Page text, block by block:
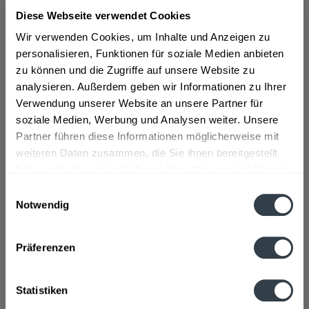
Diese Webseite verwendet Cookies
Wir verwenden Cookies, um Inhalte und Anzeigen zu
personalisieren, Funktionen für soziale Medien anbieten
zu können und die Zugriffe auf unsere Website zu
analysieren. Außerdem geben wir Informationen zu Ihrer
Verwendung unserer Website an unsere Partner für
soziale Medien, Werbung und Analysen weiter. Unsere
Partner führen diese Informationen möglicherweise mit
weiteren Daten zusammen, die Sie ihnen bereitgestellt
Notwendig
Präferenzen
Statistiken
Lohnmosterei im Nordring in Bad Liebenwerda. Aus der
familiengeführten Lohnmosterei wurde in den 1950er
Jahren ein Volkseigener Betrieb (VEB) Getränke Bad
Liebenwerda. Nach der Wende wurde das Unternehmen
im Jahr 1990 ein Teil der RhönSprudel Gruppe.
Kontinuierlich wuchs der Getränkehersteller weiter,
gestaltete 2008 beispielsweise sein Firmenlogo neu und
baut seit 2015 das Glasflaschensortiment nach und nach
aus. Das Wasser hat heutzutage einen Absatzanteil von
Neben dem klassischen Mineralwasser in Sanft, Medium
Wasser mit Zitrone und Limette. Tee- und Landträume in
verschiedenen Geschmacksrichtungen kommen ebenso